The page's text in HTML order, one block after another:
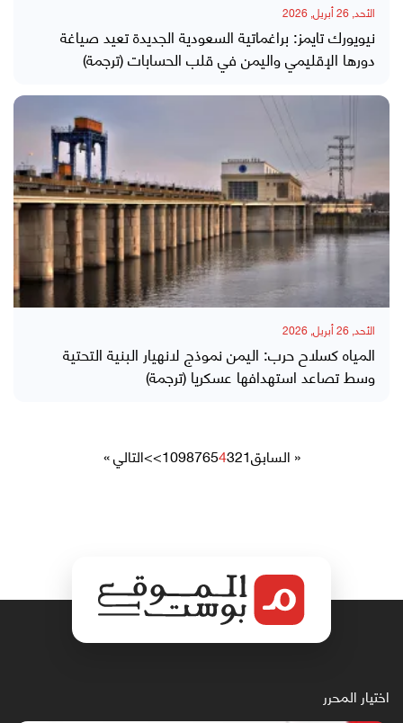
الأحد, 26 أبريل, 2026
نيويورك تايمز: براغماتية السعودية الجديدة تعيد صياغة
دورها الإقليمي واليمن في قلب الحسابات (ترجمة)
الأحد, 26 أبريل, 2026
المياه كسلاح حرب: اليمن نموذج لانهيار البنية التحتية
وسط تصاعد استهدافها عسكريا (ترجمة)
« السابق1
2
3
4
5
6
7
8
9
10
>>التالي »
اختيار المحرر